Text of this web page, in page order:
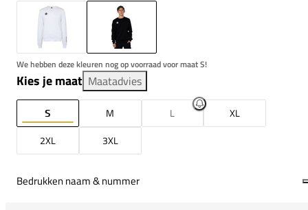
We hebben deze kleuren nog op voorraad voor maat S!
Kies je maat Maatadvies
S M L
XL
2XL
3XL
Bedrukken naam & nummer